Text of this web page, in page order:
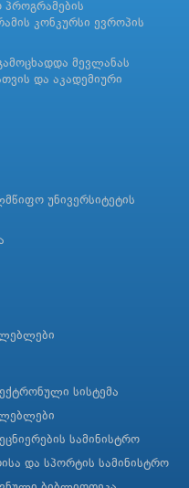
კონკურსი ევროპის
მევლანას
და აკადემიური
უნივერსიტეტის
სისტემა
სამინისტრო
და სპორტის სამინისტრო